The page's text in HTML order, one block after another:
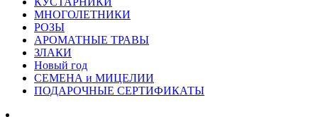
МНОГОЛЕТНИКИ
РОЗЫ
АРОМАТНЫЕ ТРАВЫ
ЗЛАКИ
Новый год
СЕМЕНА и МИЦЕЛИИ
ПОДАРОЧНЫЕ СЕРТИФИКАТЫ